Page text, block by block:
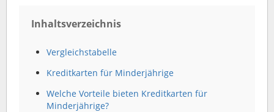
Inhaltsverzeichnis
Vergleichstabelle
Kreditkarten für Minderjährige
Welche Vorteile bieten Kreditkarten für
Minderjährige?